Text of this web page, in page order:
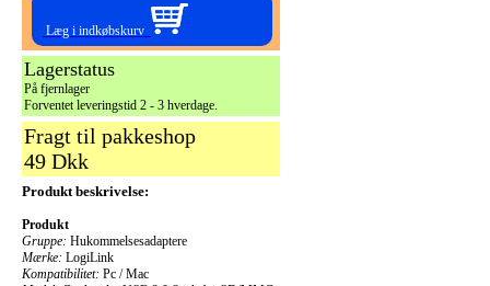
Læg i indkøbskurv
Lagerstatus
På fjernlager
Forventet leveringstid 2 - 3 hverdage.
Fragt til pakkeshop
49 Dkk
Produkt beskrivelse:
Produkt
Gruppe: Hukommelsesadaptere
Mærke: LogiLink
Kompatibilitet: Pc / Mac